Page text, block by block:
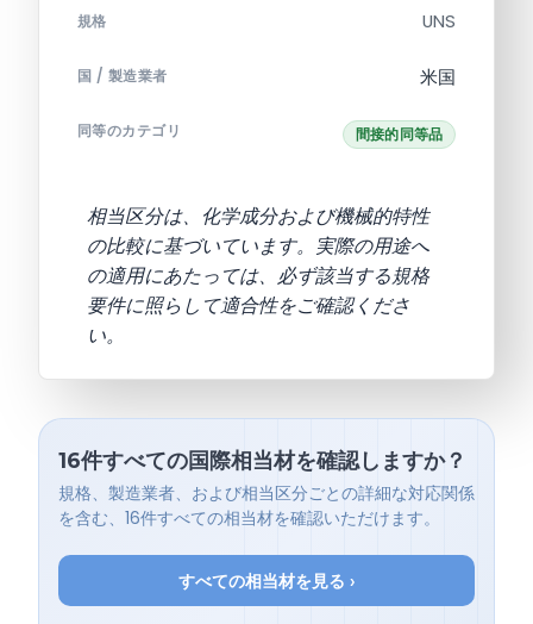
規格 UNS
国 / 製造業者 米国
同等のカテゴリ 間接的同等品
相当区分は、化学成分および機械的特性
の比較に基づいています。実際の用途へ
の適用にあたっては、必ず該当する規格
要件に照らして適合性をご確認くださ
い。
16件すべての国際相当材を確認しますか？
規格、製造業者、および相当区分ごとの詳細な対応関係
を含む、16件すべての相当材を確認いただけます。
すべての相当材を見る ›